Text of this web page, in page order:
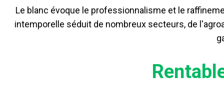
Le blanc évoque le professionnalisme et le
intemporelle séduit de nombreux secteurs, de